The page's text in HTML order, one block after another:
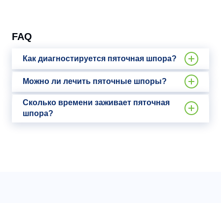
FAQ
Как диагностируется пяточная шпора?
Можно ли лечить пяточные шпоры?
Сколько времени заживает пяточная
шпора?